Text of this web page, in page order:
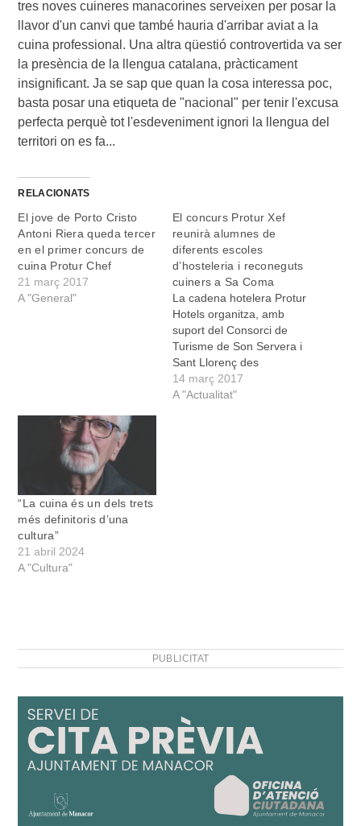
tres noves cuineres manacorines serveixen per posar la
llavor d'un canvi que també hauria d'arribar aviat a la
cuina professional. Una altra qüestió controvertida va ser
la presència de la llengua catalana, pràcticament
insignificant. Ja se sap que quan la cosa interessa poc,
basta posar una etiqueta de "nacional" per tenir l'excusa
perfecta perquè tot l'esdeveniment ignori la llengua del
territori on es fa...
RELACIONATS
El jove de Porto Cristo
Antoni Riera queda tercer
en el primer concurs de
cuina Protur Chef
21 març 2017
A "General"
El concurs Protur Xef
reunirà alumnes de
diferents escoles
d’hosteleria i reconeguts
cuiners a Sa Coma
La cadena hotelera Protur
Hotels organitza, amb
suport del Consorci de
Turisme de Son Servera i
Sant Llorenç des
Cardassar, aquest
divendres, dissabte i
14 març 2017
A "Actualitat"
“La cuina és un dels trets
més definitoris d’una
cultura”
21 abril 2024
A "Cultura"
PUBLICITAT